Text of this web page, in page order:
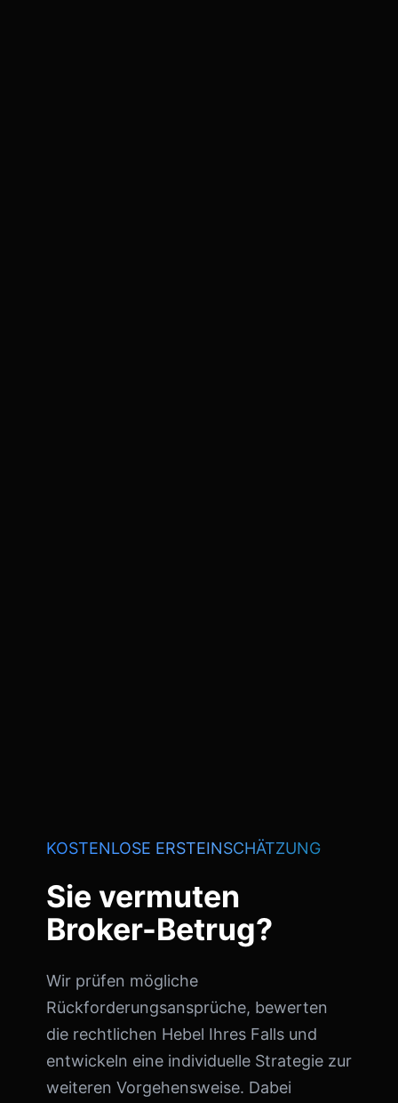
KOSTENLOSE ERSTEINSCHÄTZUNG
Sie vermuten
Broker-Betrug?
Wir prüfen mögliche
Rückforderungsansprüche, bewerten
die rechtlichen Hebel Ihres Falls und
entwickeln eine individuelle Strategie zur
weiteren Vorgehensweise. Dabei